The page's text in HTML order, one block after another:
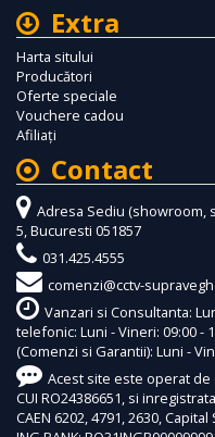
Extra
Harta sitului
Producători
Oferte speciale
Vouchere cadou
Afiliaţi
Contact
Adresa Sediu (showroom,
5, Bucuresti 051857
031.425.4555
comenzi@cctv-
Vanzari si Consultanta:
telefonic: Luni - Vineri: 09:00 -
(Comenzi si Garantii): Luni -
Acest site este operat de
CUI RO24386651, si
CAEN 6202, 4791, 2630,